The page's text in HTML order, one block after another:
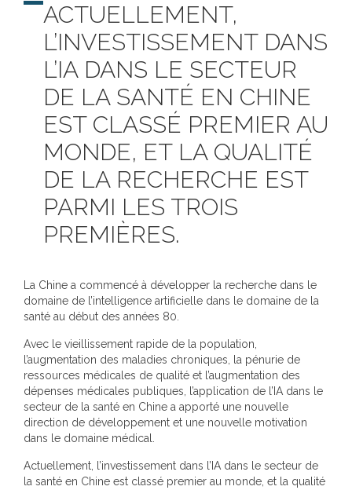
ACTUELLEMENT,
L’INVESTISSEMENT DANS
L’IA DANS LE SECTEUR
DE LA SANTÉ EN CHINE
EST CLASSÉ PREMIER AU
MONDE, ET LA QUALITÉ
DE LA RECHERCHE EST
PARMI LES TROIS
PREMIÈRES.
La Chine a commencé à développer la recherche dans le
domaine de l’intelligence artificielle dans le domaine de la
santé au début des années 80.
Avec le vieillissement rapide de la population,
l’augmentation des maladies chroniques, la pénurie de
ressources médicales de qualité et l’augmentation des
dépenses médicales publiques, l’application de l’IA dans le
secteur de la santé en Chine a apporté une nouvelle
direction de développement et une nouvelle motivation
dans le domaine médical.
Actuellement, l’investissement dans l’IA dans le secteur de
la santé en Chine est classé premier au monde, et la qualité